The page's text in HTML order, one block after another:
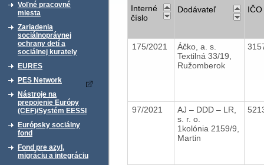
Voľné pracovné
miesta
Zariadenia
sociálnoprávnej
ochrany detí a
sociálnej kurately
EURES
PES Network
Nástroje na
prepojenie Európy
(CEF)/Systém EESSI
Európsky sociálny
fond
Fond pre azyl,
migráciu a integráciu
Interné
číslo
Dodávateľ IČO
175/2021
Áčko, a. s.
Textilná 33/19,
Ružomberok
97/2021
AJ – DDD – LR,
s. r. o.
1kolónia 2159/9,
Martin